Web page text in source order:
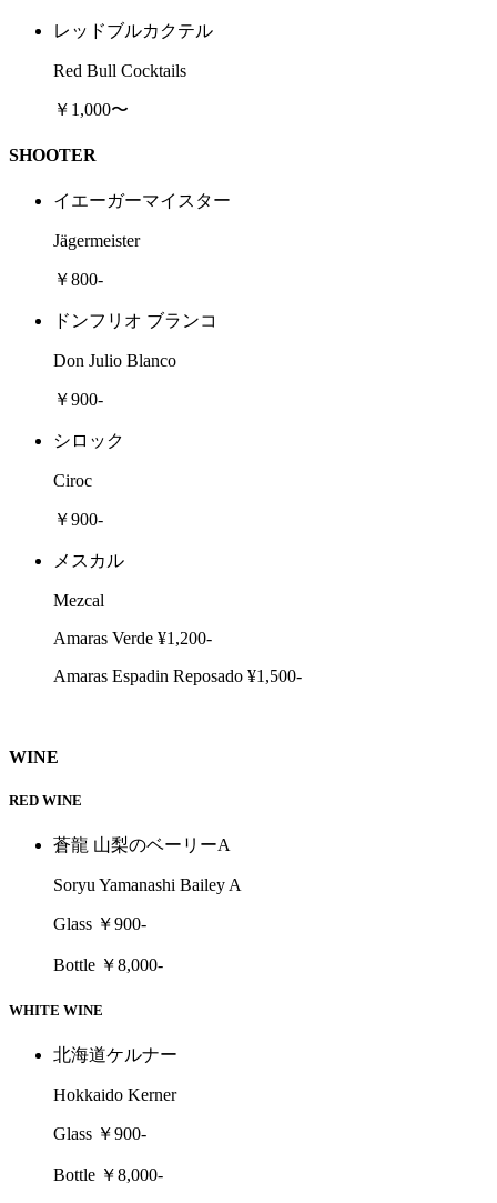
レッドブルカクテル
Red Bull Cocktails
￥1,000〜
SHOOTER
イエーガーマイスター
Jägermeister
￥800-
ドンフリオ ブランコ
Don Julio Blanco
￥900-
シロック
Ciroc
￥900-
メスカル
Mezcal
Amaras Verde ¥1,200-
Amaras Espadin Reposado ¥1,500-
WINE
RED WINE
蒼龍 山梨のベーリーA
Soryu Yamanashi Bailey A
Glass ￥900-
Bottle ￥8,000-
WHITE WINE
北海道ケルナー
Hokkaido Kerner
Glass ￥900-
Bottle ￥8,000-